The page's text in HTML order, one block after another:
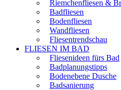
Riemchenfliesen &
Badfliesen
Bodenfliesen
Wandfliesen
Fliesentrendschau
FLIESEN IM BAD
Fliesenideen fürs Bad
Badplanungstipps
Bodenebene Dusche
Badsanierung